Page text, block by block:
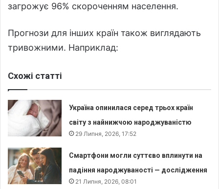
загрожує 96% скороченням населення.
Прогнози для інших країн також виглядають
тривожними. Наприклад:
Схожі статті
Україна опинилася серед трьох країн
світу з найнижчою народжуваністю
29 Липня, 2026, 17:52
Смартфони могли суттєво вплинути на
падіння народжуваності — дослідження
21 Липня, 2026, 08:01